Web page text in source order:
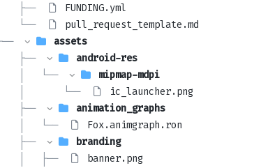
│   ├──
FUNDING.yml
│   └──
pull_request_template.md
├──
assets
│   ├──
android-res
│   │   └──
mipmap-mdpi
│   │       └──
ic_launcher.png
│   ├──
animation_graphs
│   │   └──
Fox.animgraph.ron
│   ├──
branding
│   │   ├──
banner.png